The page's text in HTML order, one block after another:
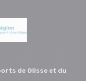
de Glisse et du